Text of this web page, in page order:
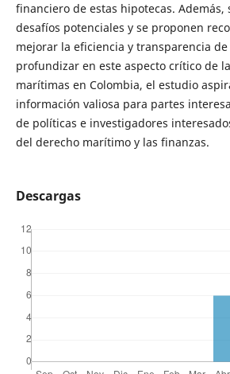
financiero de estas hipotecas. Además,
desafíos potenciales y se proponen
mejorar la eficiencia y transparencia de
profundizar en este aspecto crítico de
marítimas en Colombia, el estudio
información valiosa para partes
de políticas e investigadores
del derecho marítimo y las finanzas.
Descargas